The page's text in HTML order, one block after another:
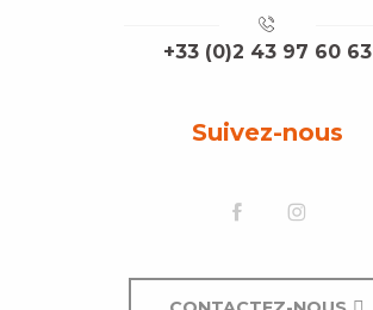
+33 (0)2 43 97 60 63
Suivez-nous